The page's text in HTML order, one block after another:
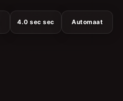
4.0 sec sec Automaat